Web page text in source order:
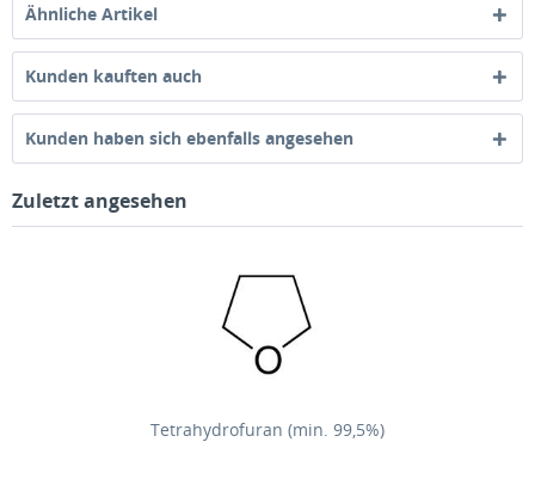
Ähnliche Artikel
Kunden kauften auch
Kunden haben sich ebenfalls angesehen
Zuletzt angesehen
Tetrahydrofuran (min. 99,5%)